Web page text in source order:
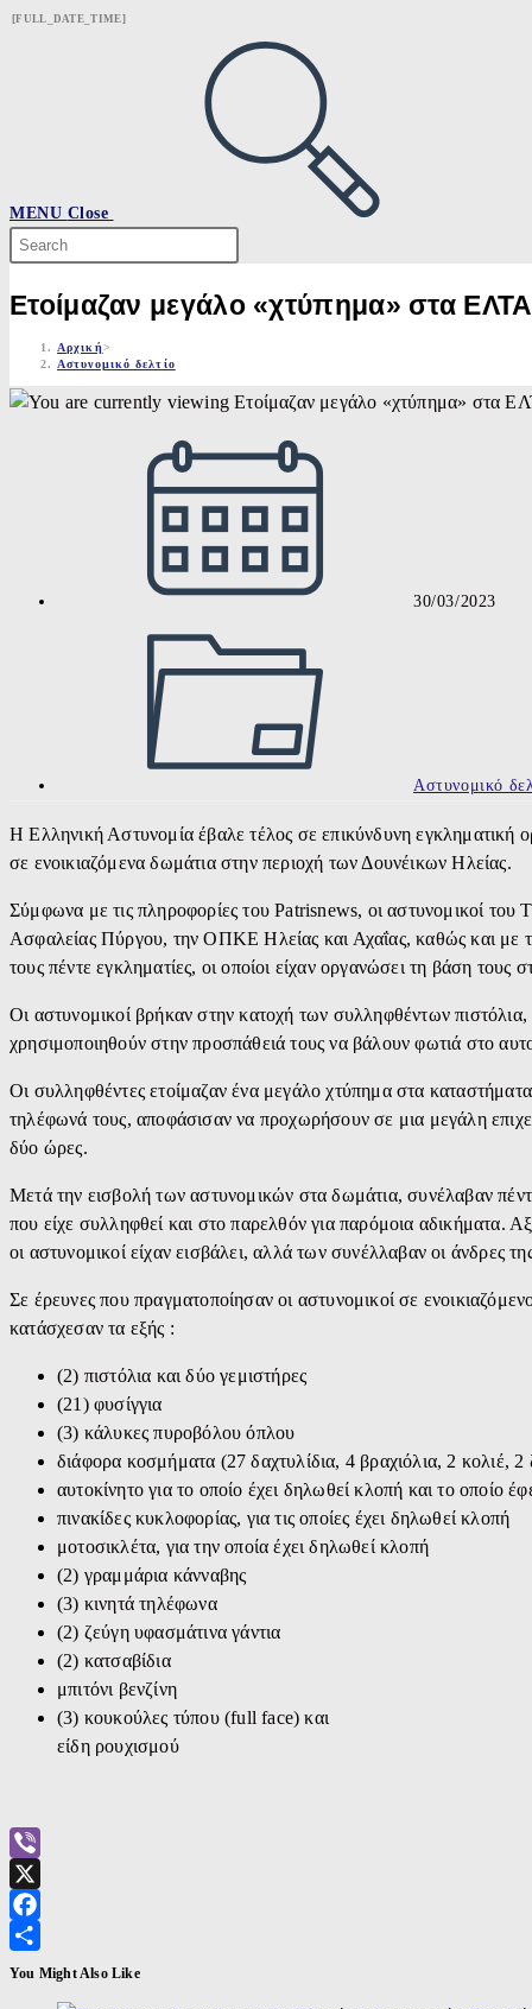
Skip
[FULL_DATE_TIME]
MENU Close
Search
this
website
Ετοίμαζαν μεγάλο «χτύπημα» στα
Αρχική>
Αστυνομικό δελτίο
30/03/2023
Αστυνομικό
Η Ελληνική Αστυνομία έβαλε τέλος σε επικύνδυνη εγκληματική
σε ενοικιαζόμενα δωμάτια στην περιοχή των Δουνέικων Ηλείας.
Σύμφωνα με τις πληροφορίες του Patrisnews, οι αστυνομικοί
Ασφαλείας Πύργου, την ΟΠΚΕ Ηλείας και Αχαΐας, καθώς και
τους πέντε εγκληματίες, οι οποίοι είχαν οργανώσει τη βάση τους
Οι αστυνομικοί βρήκαν στην κατοχή των συλληφθέντων πιστόλια,
χρησιμοποιηθούν στην προσπάθειά τους να βάλουν φωτιά στο
Οι συλληφθέντες ετοίμαζαν ένα μεγάλο χτύπημα στα
τηλέφωνά τους, αποφάσισαν να προχωρήσουν σε μια μεγάλη
δύο ώρες.
Μετά την εισβολή των αστυνομικών στα δωμάτια, συνέλαβαν
που είχε συλληφθεί και στο παρελθόν για παρόμοια αδικήματα.
οι αστυνομικοί είχαν εισβάλει, αλλά των συνέλλαβαν οι άνδρες
Σε έρευνες που πραγματοποίησαν οι αστυνομικοί σε
κατάσχεσαν τα εξής :
(2) πιστόλια και δύο γεμιστήρες
(21) φυσίγγια
(3) κάλυκες πυροβόλου όπλου
διάφορα κοσμήματα (27 δαχτυλίδια, 4 βραχιόλια, 2 κολιέ, 2
αυτοκίνητο για το οποίο έχει δηλωθεί κλοπή και το οποίο
πινακίδες κυκλοφορίας, για τις οποίες έχει δηλωθεί κλοπή
μοτοσικλέτα, για την οποία έχει δηλωθεί κλοπή
(2) γραμμάρια κάνναβης
(3) κινητά τηλέφωνα
(2) ζεύγη υφασμάτινα γάντια
(2) κατσαβίδια
μπιτόνι βενζίνη
(3) κουκούλες τύπου (full face) και
είδη ρουχισμού
Viber
X
Facebook
Μοιραστείτε
You Might Also Like